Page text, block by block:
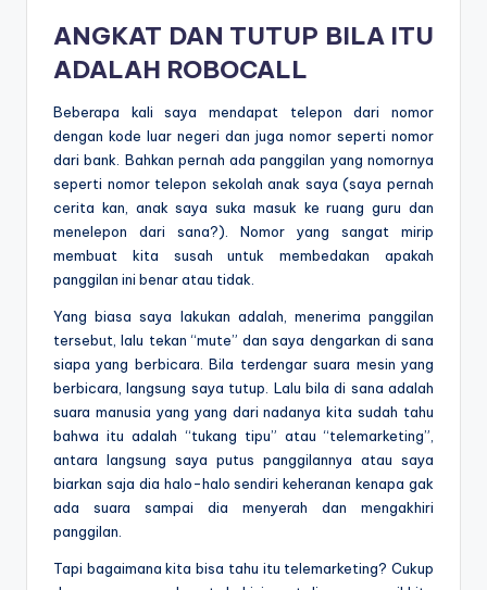
ANGKAT DAN TUTUP BILA ITU
ADALAH ROBOCALL
Beberapa kali saya mendapat telepon dari nomor
dengan kode luar negeri dan juga nomor seperti nomor
dari bank. Bahkan pernah ada panggilan yang nomornya
seperti nomor telepon sekolah anak saya (saya pernah
cerita kan, anak saya suka masuk ke ruang guru dan
menelepon dari sana?). Nomor yang sangat mirip
membuat kita susah untuk membedakan apakah
panggilan ini benar atau tidak.
Yang biasa saya lakukan adalah, menerima panggilan
tersebut, lalu tekan “mute” dan saya dengarkan di sana
siapa yang berbicara. Bila terdengar suara mesin yang
berbicara, langsung saya tutup. Lalu bila di sana adalah
suara manusia yang yang dari nadanya kita sudah tahu
bahwa itu adalah “tukang tipu” atau “telemarketing”,
antara langsung saya putus panggilannya atau saya
biarkan saja dia halo-halo sendiri keheranan kenapa gak
ada suara sampai dia menyerah dan mengakhiri
panggilan.
Tapi bagaimana kita bisa tahu itu telemarketing? Cukup